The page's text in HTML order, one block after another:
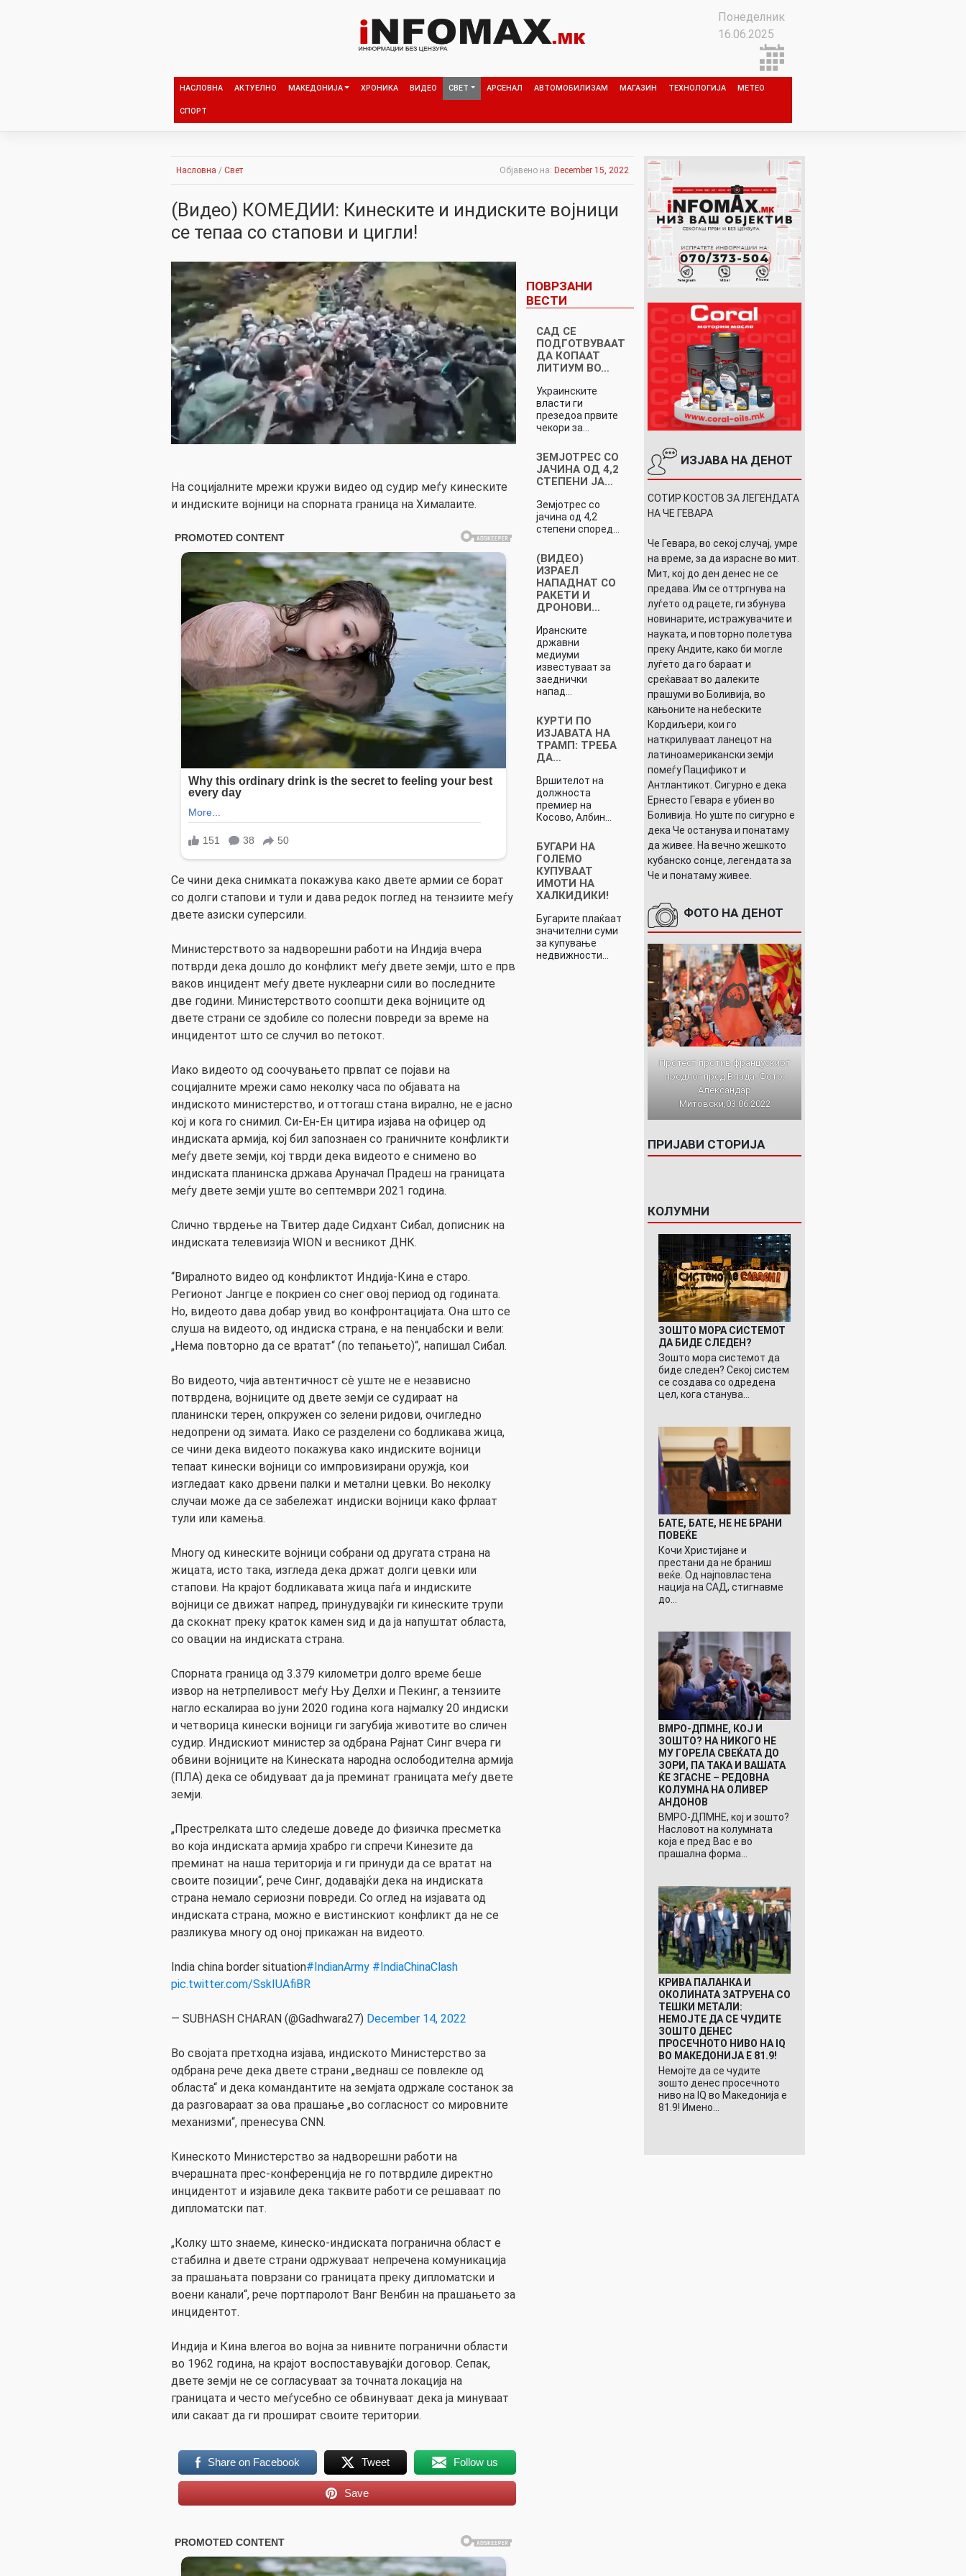
Понеделник
16.06.2025
НАСЛОВНА АКТУЕЛНО МАКЕДОНИЈА ХРОНИКА ВИДЕО СВЕТ АРСЕНАЛ АВТОМОБИЛИЗАМ МАГАЗИН ТЕХНОЛОГИЈА МЕТЕО
СПОРТ
Насловна / Свет Објавено на: December 15, 2022
(Видео) КОМЕДИИ: Кинеските и индиските војници
се тепаа со стапови и цигли!
На социјалните мрежи кружи видео од судир меѓу кинеските
и индиските војници на спорната граница на Хималаите.
Се чини дека снимката покажува како двете армии се борат
со долги стапови и тули и дава редок поглед на тензиите меѓу
двете азиски суперсили.
Министерството за надворешни работи на Индија вчера
потврди дека дошло до конфликт меѓу двете земји, што е прв
ваков инцидент меѓу двете нуклеарни сили во последните
две години. Министерството соопшти дека војниците од
двете страни се здобиле со полесни повреди за време на
инцидентот што се случил во петокот.
Иако видеото од соочувањето првпат се појави на
социјалните мрежи само неколку часа по објавата на
индиското министерство, и оттогаш стана вирално, не е јасно
кој и кога го снимил. Си-Ен-Ен цитира изјава на офицер од
индиската армија, кој бил запознаен со граничните конфликти
меѓу двете земји, кој тврди дека видеото е снимено во
индиската планинска држава Аруначал Прадеш на границата
меѓу двете земји уште во септември 2021 година.
Слично тврдење на Твитер даде Сидхант Сибал, дописник на
индиската телевизија WION и весникот ДНК.
“Виралното видео од конфликтот Индија-Кина е старо.
Регионот Јангце е покриен со снег овој период од годината.
Но, видеото дава добар увид во конфронтацијата. Она што се
слуша на видеото, од индиска страна, е на пенџабски и вели:
„Нема повторно да се вратат“ (по тепањето)“, напишал Сибал.
Во видеото, чија автентичност сè уште не е независно
потврдена, војниците од двете земји се судираат на
планински терен, опкружен со зелени ридови, очигледно
недопрени од зимата. Иако се разделени со бодликава жица,
се чини дека видеото покажува како индиските војници
тепаат кинески војници со импровизирани оружја, кои
изгледаат како дрвени палки и метални цевки. Во неколку
случаи може да се забележат индиски војници како фрлаат
тули или камења.
Многу од кинеските војници собрани од другата страна на
жицата, исто така, изгледа дека држат долги цевки или
стапови. На крајот бодликавата жица паѓа и индиските
војници се движат напред, принудувајќи ги кинеските трупи
да скокнат преку краток камен ѕид и да ја напуштат областа,
со овации на индиската страна.
Спорната граница од 3.379 километри долго време беше
извор на нетрпеливост меѓу Њу Делхи и Пекинг, а тензиите
нагло ескалираа во јуни 2020 година кога најмалку 20 индиски
и четворица кинески војници ги загубија животите во сличен
судир. Индискиот министер за одбрана Рајнат Синг вчера ги
обвини војниците на Кинеската народна ослободителна армија
(ПЛА) дека се обидуваат да ја преминат границата меѓу двете
земји.
„Престрелката што следеше доведе до физичка пресметка
во која индиската армија храбро ги спречи Кинезите да
преминат на наша територија и ги принуди да се вратат на
своите позиции“, рече Синг, додавајќи дека на индиската
страна немало сериозни повреди. Со оглед на изјавата од
индиската страна, можно е вистинскиот конфликт да не се
разликува многу од оној прикажан на видеото.
India china border situation#IndianArmy #IndiaChinaClash
pic.twitter.com/SskIUAfiBR
— SUBHASH CHARAN (@Gadhwara27) December 14, 2022
Во својата претходна изјава, индиското Министерство за
одбрана рече дека двете страни „веднаш се повлекле од
областа“ и дека командантите на земјата одржале состанок за
да разговараат за ова прашање „во согласност со мировните
механизми“, пренесува CNN.
Кинеското Министерство за надворешни работи на
вчерашната прес-конференција не го потврдиле директно
инцидентот и изјавиле дека таквите работи се решаваат по
дипломатски пат.
„Колку што знаеме, кинеско-индиската погранична област е
стабилна и двете страни одржуваат непречена комуникација
за прашањата поврзани со границата преку дипломатски и
воени канали“, рече портпаролот Ванг Венбин на прашањето за
инцидентот.
Индија и Кина влегоа во војна за нивните погранични области
во 1962 година, на крајот воспоставувајќи договор. Сепак,
двете земји не се согласуваат за точната локација на
границата и често меѓусебно се обвинуваат дека ја минуваат
или сакаат да ги прошират своите територии.
Share on Facebook Tweet Follow us
Save
ПОВРЗАНИ
ВЕСТИ
САД СЕ
ПОДГОТВУВААТ
ДА КОПААТ
ЛИТИУМ ВО…
Украинските
власти ги
презедоа првите
чекори за…
ЗЕМЈОТРЕС СО
ЈАЧИНА ОД 4,2
СТЕПЕНИ ЈА…
Земјотрес со
јачина од 4,2
степени според…
(ВИДЕО)
ИЗРАЕЛ
НАПАДНАТ СО
РАКЕТИ И
ДРОНОВИ…
Иранските
државни
медиуми
известуваат за
заеднички
напад…
КУРТИ ПО
ИЗЈАВАТА НА
ТРАМП: ТРЕБА
ДА…
Вршителот на
должноста
премиер на
Косово, Албин…
БУГАРИ НА
ГОЛЕМО
КУПУВААТ
ИМОТИ НА
ХАЛКИДИКИ!
Бугарите плаќаат
значителни суми
за купување
недвижности…
ИЗЈАВА НА ДЕНОТ
СОТИР КОСТОВ ЗА ЛЕГЕНДАТА
НА ЧЕ ГЕВАРА
Че Гевара, во секој случај, умре
на време, за да израсне во мит.
Мит, кој до ден денес не се
предава. Им се оттргнува на
луѓето од рацете, ги збунува
новинарите, истражувачите и
науката, и повторно полетува
преку Андите, како би могле
луѓето да го бараат и
среќаваат во далеките
прашуми во Боливија, во
кањоните на небеските
Кордиљери, кои го
наткрилуваат ланецот на
латиноамерикански земји
помеѓу Пацификот и
Антлантикот. Сигурно е дека
Ернесто Гевара е убиен во
Боливија. Но уште по сигурно е
дека Че останува и понатаму
да живее. На вечно жешкото
кубанско сонце, легендата за
Че и понатаму живее.
ФОТО НА ДЕНОТ
Протест против францускиот
предлог пред Влада. Фото:
Александар
Митовски,03.06.2022
ПРИЈАВИ СТОРИЈА
КОЛУМНИ
ЗОШТО МОРА СИСТЕМОТ
ДА БИДЕ СЛЕДЕН?
Зошто мора системот да
биде следен? Секој систем
се создава со одредена
цел, кога станува…
БАТЕ, БАТЕ, НЕ НЕ БРАНИ
ПОВЕЌЕ
Кочи Христијане и
престани да не браниш
веќе. Од најповластена
нација на САД, стигнавме
до…
ВМРО-ДПМНЕ, КОЈ И
ЗОШТО? НА НИКОГО НЕ
МУ ГОРЕЛА СВЕЌАТА ДО
ЗОРИ, ПА ТАКА И ВАШАТА
ЌЕ ЗГАСНЕ – РЕДОВНА
КОЛУМНА НА ОЛИВЕР
АНДОНОВ
ВМРО-ДПМНЕ, кој и зошто?
Насловот на колумната
која е пред Вас е во
прашална форма…
КРИВА ПАЛАНКА И
ОКОЛИНАТА ЗАТРУЕНА СО
ТЕШКИ МЕТАЛИ:
НЕМОЈТЕ ДА СЕ ЧУДИТЕ
ЗОШТО ДЕНЕС
ПРОСЕЧНОТО НИВО НА IQ
ВО МАКЕДОНИЈА Е 81.9!
Немојте да се чудите
зошто денес просечното
ниво на IQ во Македонија е
81.9! Имено…